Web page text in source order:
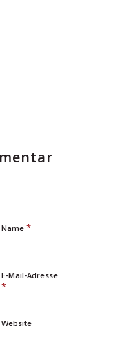
Name *
E-Mail-Adresse
*
Website